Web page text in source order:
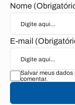
Nome
E-mail
Salvar meus
comentar.